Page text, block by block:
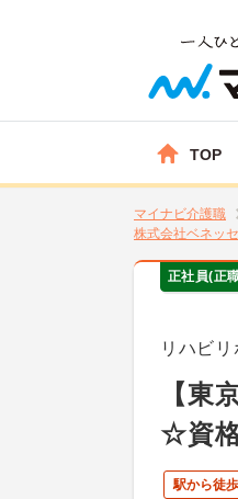
TOP
マイナビ介護職
株式会社ベネッ
正社員(正
リハビ
【東
☆資
駅から徒